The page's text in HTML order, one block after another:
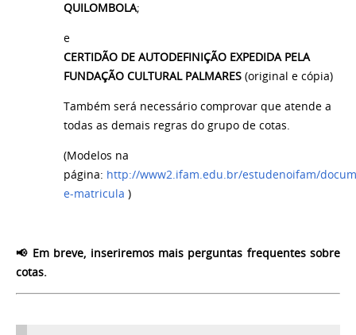
QUILOMBOLA;
e
CERTIDÃO DE AUTODEFINIÇÃO EXPEDIDA PELA
FUNDAÇÃO CULTURAL PALMARES (original e cópia)
Também será necessário comprovar que atende a
todas as demais regras do grupo de cotas.
(Modelos na
página: http://www2.ifam.edu.br/estudenoifam/
e-matricula )
📢 Em breve, inseriremos mais perguntas frequentes sobre
cotas.